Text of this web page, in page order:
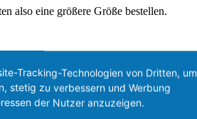
also eine größere Größe bestellen.
Tracking-Technologien von Dritten, um
stetig zu verbessern und Werbung
der Nutzer anzuzeigen.